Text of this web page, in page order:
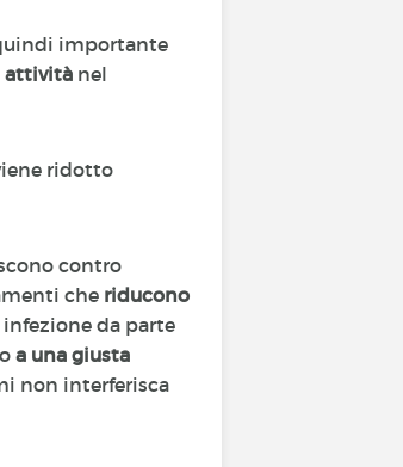
importante
attività nel
ridotto
contro
che riducono
da parte
a una giusta
non interferisca